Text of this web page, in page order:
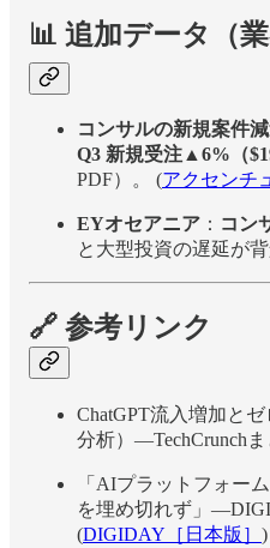
📊 追加データ（業
コンサルの新規案件
Q3 新規受注▲6%（
PDF）。 (アクセンチ
EYオセアニア ： コン
と大型投資の遅延が
🔗 参考リンク
ChatGPT流入増加と
分析）—TechCrunch
「AIプラットフォー
を埋め切れず」
(DIGIDAY［日本版］ )